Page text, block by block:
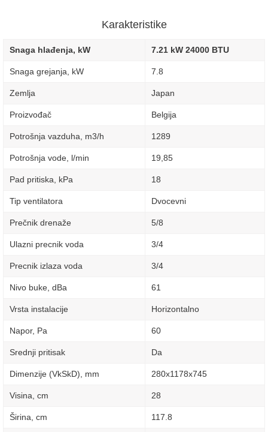
Karakteristike
Snaga hlađenja, kW 7.21 kW 24000 BTU
Snaga grejanja, kW 7.8
Zemlja Japan
Proizvođač Belgija
Potrošnja vazduha, m3/h 1289
Potrošnja vode, l/min 19,85
Pad pritiska, kPa 18
Tip ventilatora Dvocevni
Prečnik drenaže 5/8
Ulazni precnik voda 3/4
Precnik izlaza voda 3/4
Nivo buke, dBa 61
Vrsta instalacije Horizontalno
Napor, Pa 60
Srednji pritisak Da
Dimenzije (VkSkD), mm 280x1178x745
Visina, сm 28
Širina, сm 117.8